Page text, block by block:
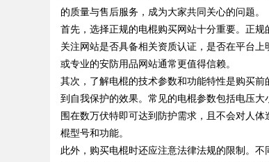
uz
的质量与售后服务，成为大家共同关心的问题。
首先，选择正规的电棍购买网站十分重要。正
关注网站是否具备相关资质认证，是否在平台
或专业的安防用品网站通常更值得信赖。
其次，了解电棍的技术参数和功能特性是购买
到自我保护的效果。常见的电棍参数包括电压
围在数万伏特即可达到防护需求，且不会对人
棍型号和功能。
此外，购买电棍时还应注意法律法规的限制。